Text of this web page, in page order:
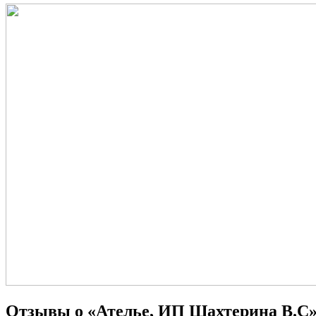
Отзывы о «Ателье, ИП Шахтерина